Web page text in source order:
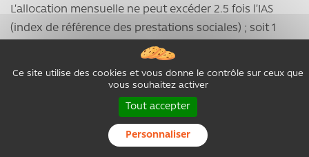
L’allocation mensuelle ne peut excéder 2.5 fois l’IAS
(index de référence des prestations sociales) ; soit 1
097.03€ en 2020. Et le montant minimum est l’IAS, soit
La durée de versement dépend de l’âge de l’assuré et
de sa durée de cotisation.
Ce site utilise des cookies et vous donne le contrôle sur ceux que
vous souhaitez activer
Tout accepter
Personnaliser